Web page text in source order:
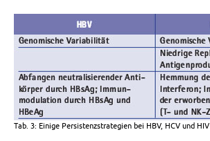
Tab. 3: Einige Persistenzstrategien bei HBV, HCV und HIV